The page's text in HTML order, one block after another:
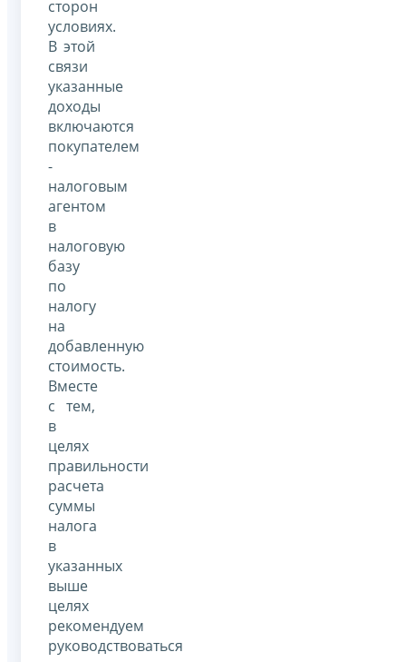
сторон
условиях.
В этой
связи
указанные
доходы
включаются
покупателем
-
налоговым
агентом
в
налоговую
базу
по
налогу
на
добавленную
стоимость.
Вместе
с тем,
в
целях
правильности
расчета
суммы
налога
в
указанных
выше
целях
рекомендуем
руководствоваться